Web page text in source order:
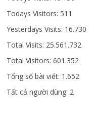
Todays Visitors: 511
Yesterdays Visits: 16.730
Total Visits: 25.561.732
Total Visitors:601.352
Tổng số bài viết: 1.652
Tất cả người dùng: 2